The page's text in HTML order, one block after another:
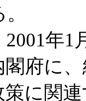
2001年
府に
策に関